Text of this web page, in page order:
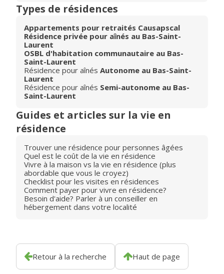
Types de résidences
Appartements pour retraités Causapscal
Résidence privée pour aînés au Bas-Saint-
Laurent
OSBL d'habitation communautaire au Bas-
Saint-Laurent
Résidence pour aînés Autonome au Bas-Saint-
Laurent
Résidence pour aînés Semi-autonome au Bas-
Saint-Laurent
Guides et articles sur la vie en
résidence
Trouver une résidence pour personnes âgées
Quel est le coût de la vie en résidence
Vivre à la maison vs la vie en résidence (plus
abordable que vous le croyez)
Checklist pour les visites en résidences
Comment payer pour vivre en résidence?
Besoin d'aide? Parler à un conseiller en
hébergement dans votre localité
Retour à la recherche Haut de page